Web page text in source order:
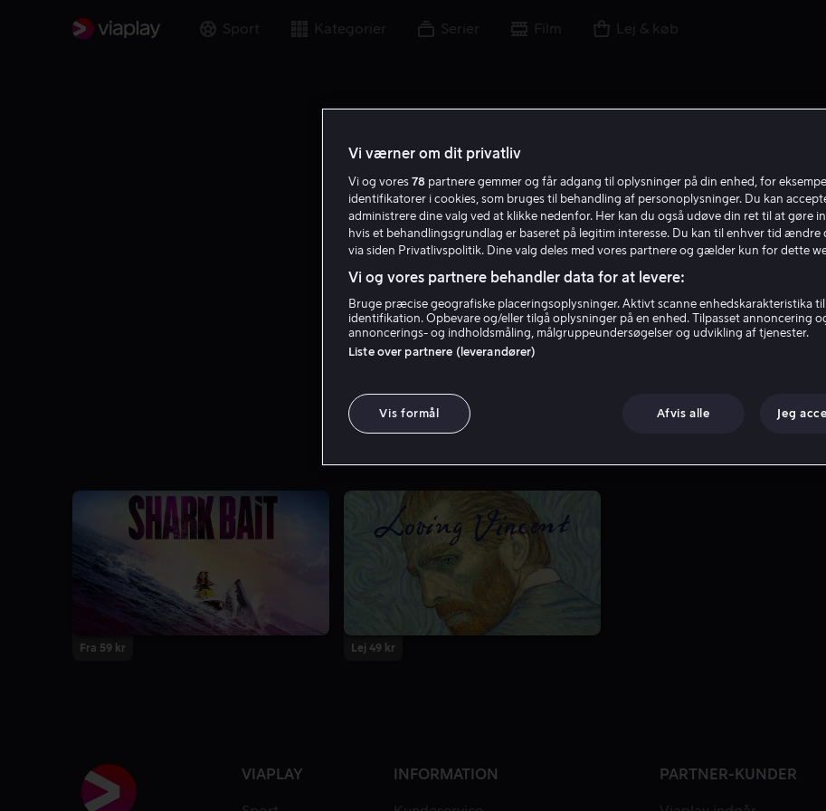
Sport Kategorier Serier Film Lej & køb
H E
Holly Earl
Fra 59 kr Lej 49 kr
VIAPLAY INFORMATION PARTNER-KUNDER
Vi værner om dit privatliv
Vi og vores 78 partnere gemmer og får adgang til oplysninger på din enhed, for
identifikatorer i cookies, som bruges til behandling af personoplysninger. Du kan
administrere dine valg ved at klikke nedenfor. Her kan du også udøve din ret til at gøre
hvis et behandlingsgrundlag er baseret på legitim interesse. Du kan til enhver tid ændre
via siden Privatlivspolitik. Dine valg deles med vores partnere og gælder kun for dette
Vi og vores partnere behandler data for at levere:
Bruge præcise geografiske placeringsoplysninger. Aktivt scanne enhedskarakteristika til
identifikation. Opbevare og/eller tilgå oplysninger på en enhed. Tilpasset annoncering
annoncerings- og indholdsmåling, målgruppeundersøgelser og udvikling af tjenester.
Liste over partnere (leverandører)
Vis formål Afvis alle Jeg